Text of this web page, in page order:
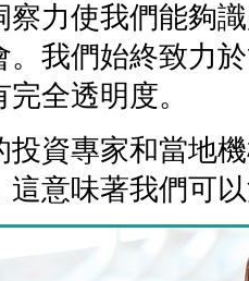
察力使我們能夠
。我們始終致力
全透明度。
投資專家和當地
這意味著我們可